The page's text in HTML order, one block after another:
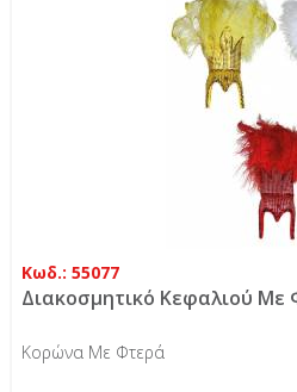
Κωδ.: 55077
Διακοσμητικό Κεφαλιού
Κορώνα Με Φτερά